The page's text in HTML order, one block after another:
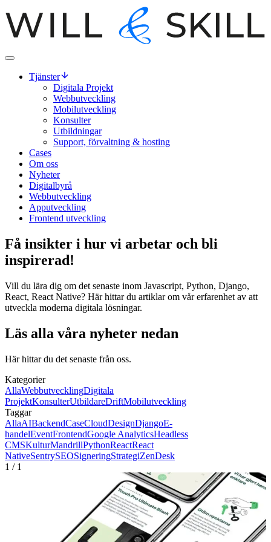
Tjänster
Digitala Projekt
Webbutveckling
Mobilutveckling
Konsulter
Utbildningar
Support, förvaltning & hosting
Cases
Om oss
Nyheter
Digitalbyrå
Webbutveckling
Apputveckling
Frontend utveckling
Få insikter i hur vi arbetar och bli
inspirerad!
Vill du lära dig om det senaste inom Javascript, Python, Django,
React, React Native? Här hittar du artiklar om vår erfarenhet av att
utveckla moderna digitala lösningar.
Läs alla våra nyheter nedan
Här hittar du det senaste från oss.
Kategorier
AllaWebbutvecklingDigitala
ProjektKonsulterUtbildareDriftMobilutveckling
Taggar
AllaAIBackendCaseCloudDesignDjangoE-
handelEventFrontendGoogle AnalyticsHeadless
CMSKulturMandrillPythonReactReact
NativeSentrySEOSigneringStrategiZenDesk
1 / 1